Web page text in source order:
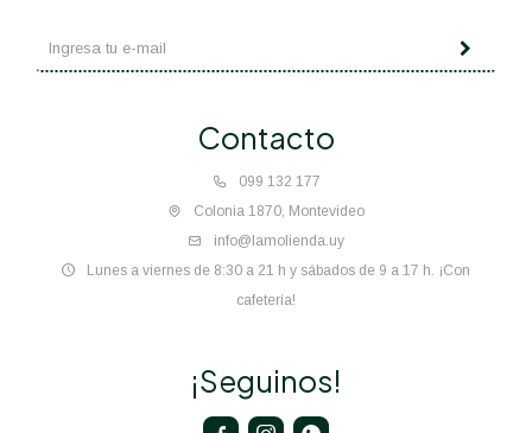
Contacto
099 132 177
Colonia 1870, Montevideo
info@lamolienda.uy
Lunes a viernes de 8:30 a 21 h y sábados de 9 a 17 h. ¡Con
cafetería!
¡Seguinos!